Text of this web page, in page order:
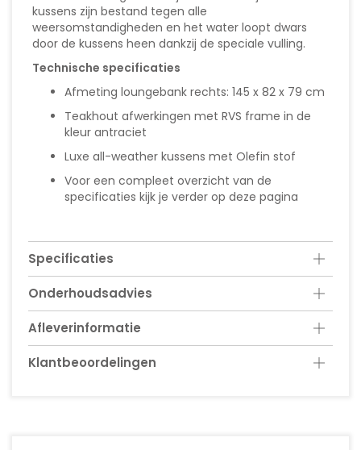
kussens zijn bestand tegen alle
weersomstandigheden en het water loopt dwars
door de kussens heen dankzij de speciale vulling.
Technische specificaties
Afmeting loungebank rechts: 145 x 82 x 79 cm
Teakhout afwerkingen met RVS frame in de
kleur antraciet
Luxe all-weather kussens met Olefin stof
Voor een compleet overzicht van de
specificaties kijk je verder op deze pagina
Specificaties
Onderhoudsadvies
Afleverinformatie
Klantbeoordelingen